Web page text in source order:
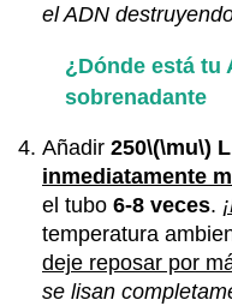
el ADN
¿Dónde está tu
sobrenadante
Añadir250\(\mu\) L
inmediatamente
el tubo6-8 veces.
temperatura
deje reposar por
se lisan